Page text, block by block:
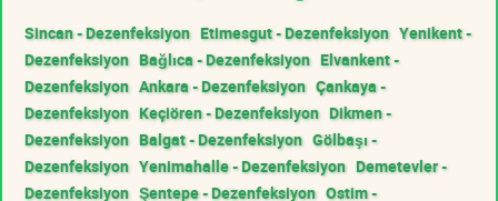
Sincan - Dezenfeksiyon Etimesgut - Dezenfeksiyon Yenikent -
Dezenfeksiyon Bağlıca - Dezenfeksiyon Elvankent -
Dezenfeksiyon Ankara - Dezenfeksiyon Çankaya -
Dezenfeksiyon Keçiören - Dezenfeksiyon Dikmen -
Dezenfeksiyon Balgat - Dezenfeksiyon Gölbaşı -
Dezenfeksiyon Yenimahalle - Dezenfeksiyon Demetevler -
Dezenfeksiyon Şentepe - Dezenfeksiyon Ostim -